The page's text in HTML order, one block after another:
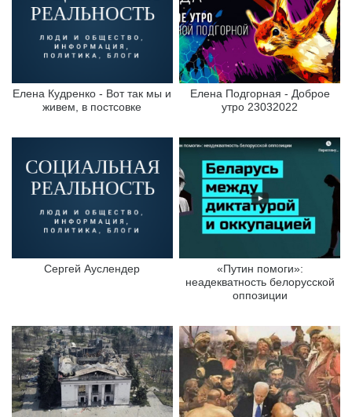
Елена Кудренко - Вот так мы и
живем, в постсовке
Елена Подгорная - Доброе
утро 23032022
Сергей Ауслендер
«Путин помоги»:
неадекватность белорусской
оппозиции